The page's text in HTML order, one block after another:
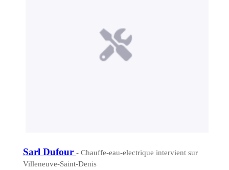
Sarl Dufour - Chauffe-eau-electrique intervient sur
Villeneuve-Saint-Denis